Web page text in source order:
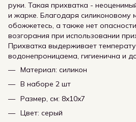
руки. Такая прихватка -
и жарке. Благодаря силиконовому
обожжетесь, а также нет
возгорания при использовании
Прихватка выдерживает
водонепроницаема, гигиенична и
Материал: силикон
В наборе 2 шт
Размер, см: 8x10x7
Цвет: серый